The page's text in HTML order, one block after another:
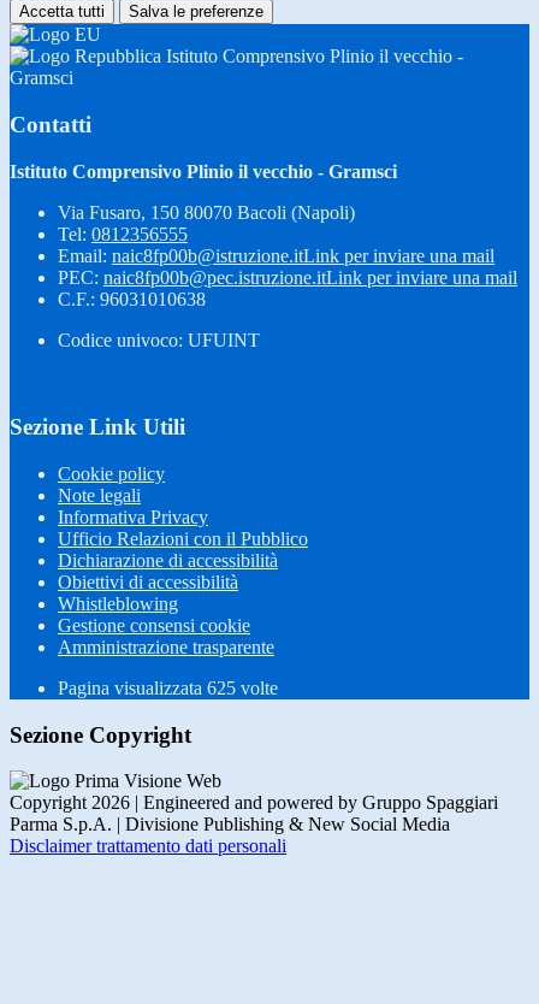
Accetta tutti Salva le preferenze
Istituto Comprensivo Plinio il vecchio -
Gramsci
Contatti
Istituto Comprensivo Plinio il vecchio - Gramsci
Via Fusaro, 150 80070 Bacoli (Napoli)
Tel: 0812356555
Email: naic8fp00b@istruzione.itLink per inviare una mail
PEC: naic8fp00b@pec.istruzione.itLink per inviare una mail
C.F.: 96031010638
Codice univoco: UFUINT
Sezione Link Utili
Cookie policy
Note legali
Informativa Privacy
Ufficio Relazioni con il Pubblico
Dichiarazione di accessibilità
Obiettivi di accessibilità
Whistleblowing
Gestione consensi cookie
Amministrazione trasparente
Pagina visualizzata 625 volte
Sezione Copyright
Copyright 2026 | Engineered and powered by Gruppo Spaggiari
Parma S.p.A. | Divisione Publishing & New Social Media
Disclaimer trattamento dati personali